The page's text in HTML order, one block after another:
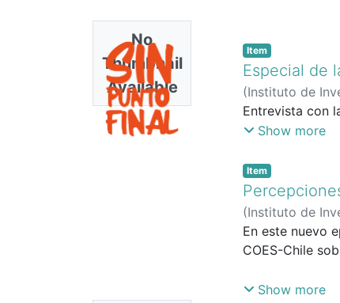
No
Thumbnail
Available
Item
Especial de
(Instituto de
Jiménez,
Entrevista con
Show more
Item
(Instituto de
Jiménez,
En este nuevo
COES-Chile
El Zapato
Show more